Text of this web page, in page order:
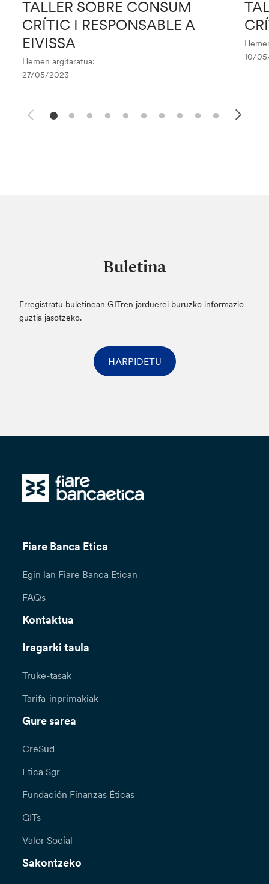
TALLER SOBRE CONSUM
CRÍTIC I RESPONSABLE A
EIVISSA
Hemen argitaratua:
27/05/2023
10/
Buletina
Erregistratu buletinean GITren jarduerei buruzko informazio
guztia jasotzeko.
HARPIDETU
Fiare Banca Etica
Egin lan Fiare Banca Etican
FAQs
Kontaktua
Iragarki taula
Truke-tasak
Tarifa-inprimakiak
Gure sarea
CreSud
Etica Sgr
Fundación Finanzas Éticas
GITs
Valor Social
Sakontzeko